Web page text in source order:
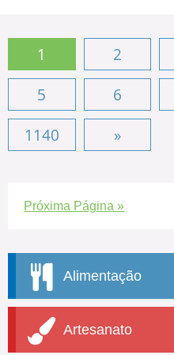
1 2
5
6
1140
»
Próxima Página »
Alimentação
Artesanato